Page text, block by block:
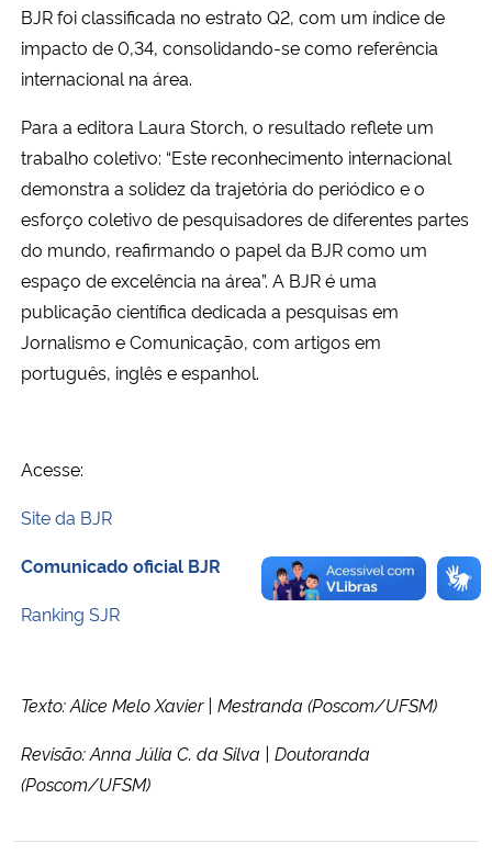
Planalto
BJR foi classificada no estrato Q2, com um índice de
impacto de 0,34, consolidando-se como referência
internacional na área.
Para a editora Laura Storch, o resultado reflete um
trabalho coletivo: “Este reconhecimento internacional
demonstra a solidez da trajetória do periódico e o
esforço coletivo de pesquisadores de diferentes partes
do mundo, reafirmando o papel da BJR como um
espaço de excelência na área”. A BJR é uma
publicação científica dedicada a pesquisas em
Jornalismo e Comunicação, com artigos em
português, inglês e espanhol.
Acesse:
Site da BJR
Comunicado oficial BJR
Ranking SJR
Texto: Alice Melo Xavier | Mestranda (Poscom/UFSM)
Revisão: Anna Júlia C. da Silva | Doutoranda
(Poscom/UFSM)